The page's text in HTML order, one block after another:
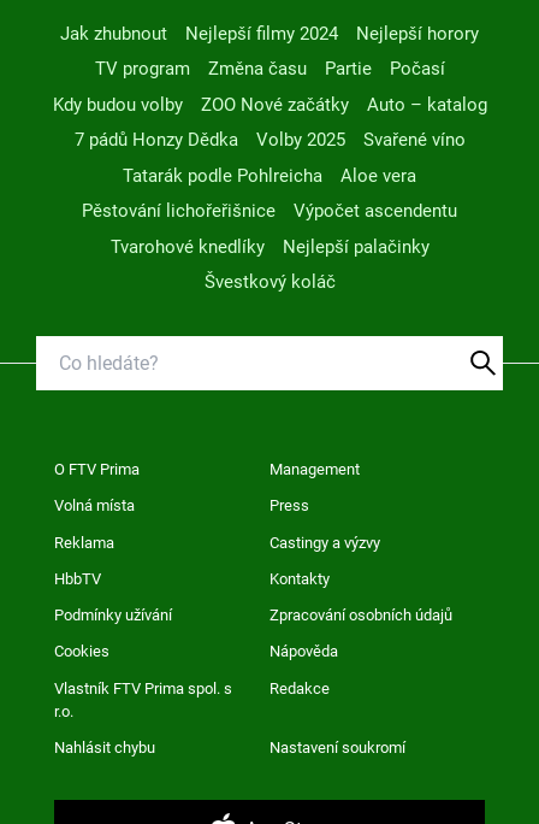
Jak zhubnout Nejlepší filmy 2024
Nejlepší horory
TV program
Změna času Partie
Počasí
Kdy budou volby
ZOO Nové začátky
Auto – katalog
7 pádů Honzy Dědka
Volby 2025
Svařené víno
Tatarák podle Pohlreicha
Aloe vera
Pěstování lichořeřišnice
Výpočet ascendentu
Tvarohové knedlíky
Nejlepší palačinky
Švestkový koláč
O FTV Prima Management
Volná místa Press
Reklama Castingy a výzvy
HbbTV Kontakty
Podmínky užívání Zpracování osobních údajů
Cookies Nápověda
Vlastník FTV Prima spol. s
r.o.
Redakce
Nahlásit chybu Nastavení soukromí